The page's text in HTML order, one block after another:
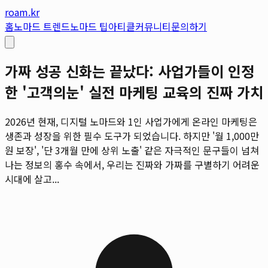
roam.kr
홈노마드 트렌드노마드 팁아티클커뮤니티문의하기
가짜 성공 신화는 끝났다: 사업가들이 인정
한 '고객의눈' 실전 마케팅 교육의 진짜 가치
2026년 현재, 디지털 노마드와 1인 사업가에게 온라인 마케팅은
생존과 성장을 위한 필수 도구가 되었습니다. 하지만 '월 1,000만
원 보장', '단 3개월 만에 상위 노출' 같은 자극적인 문구들이 넘쳐
나는 정보의 홍수 속에서, 우리는 진짜와 가짜를 구별하기 어려운
시대에 살고...